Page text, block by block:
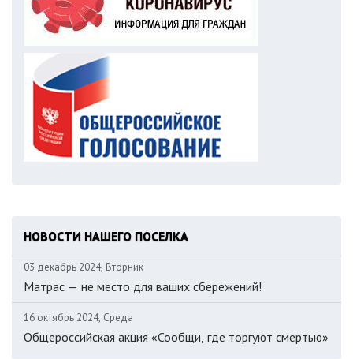
НОВОСТИ НАШЕГО ПОСЕЛКА
03 декабрь 2024, Вторник
Матрас — не место для ваших сбережений!
16 октябрь 2024, Среда
Общероссийская акция «Сообщи, где торгуют смертью»